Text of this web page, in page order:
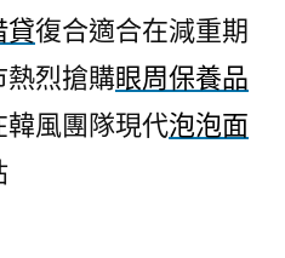
貸復合適合在減重期
熱烈搶購眼周保養品
風團隊現代泡泡面